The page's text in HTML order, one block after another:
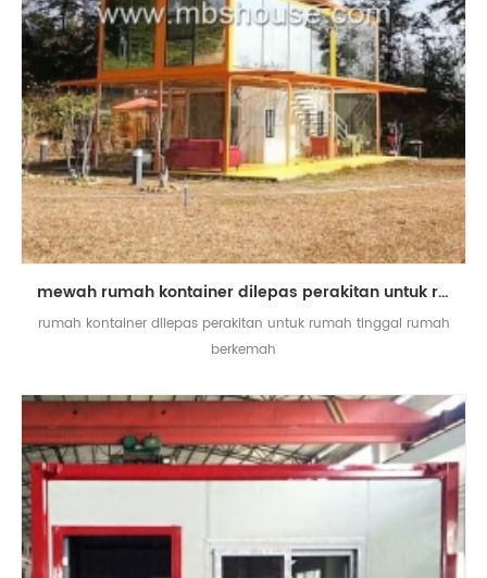
mewah rumah kontainer dilepas perakitan untuk rumah tinggal rumah berkemah
rumah kontainer dilepas perakitan untuk rumah tinggal rumah
berkemah